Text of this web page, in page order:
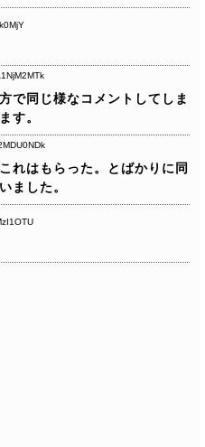
で同じ様なコメントしてしま
す。
れはもらった。とばかりに同
ました。